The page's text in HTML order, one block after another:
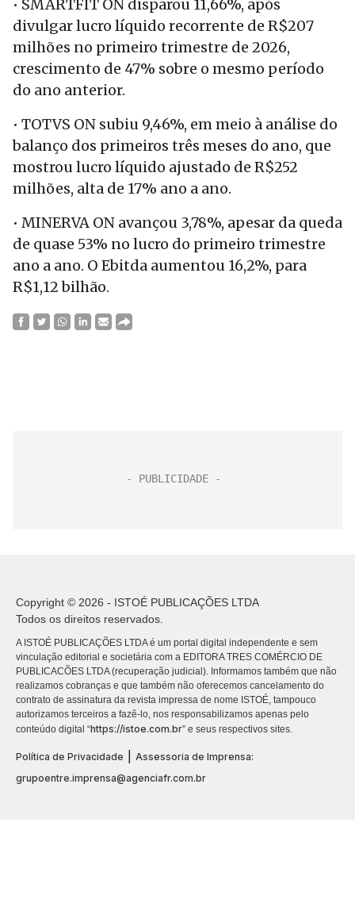
• SMARTFIT ON disparou 11,66%, após
divulgar lucro líquido recorrente de R$207
milhões no primeiro trimestre de 2026,
crescimento de 47% sobre o mesmo período
do ano anterior.
• TOTVS ON subiu 9,46%, em meio à análise do
balanço dos primeiros três meses do ano, que
mostrou lucro líquido ajustado de R$252
milhões, alta de 17% ano a ano.
• MINERVA ON avançou 3,78%, apesar da queda
de quase 53% no lucro do primeiro trimestre
ano a ano. O Ebitda aumentou 16,2%, para
R$1,12 bilhão.
Copyright © 2026 - ISTOÉ PUBLICAÇÕES LTDA
Todos os direitos reservados.
A ISTOÉ PUBLICAÇÕES LTDA é um portal digital independente e sem
vinculação editorial e societária com a EDITORA TRES COMÉRCIO DE
PUBLICACÕES LTDA (recuperação judicial). Informamos também que não
realizamos cobranças e que também não oferecemos cancelamento do
contrato de assinatura da revista impressa de nome ISTOÉ, tampouco
autorizamos terceiros a fazê-lo, nos responsabilizamos apenas pelo
conteúdo digital “https://istoe.com.br” e seus respectivos sites.
Política de Privacidade
Assessoria de Imprensa:
grupoentre.imprensa@agenciafr.com.br